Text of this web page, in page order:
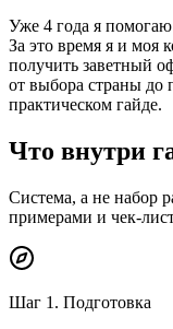
Уже 4 года я
За это время я и моя
получить заветный
от выбора страны
практическом гайде.
Что внутри
Система, а не набор
примерами и чек-
Шаг 1. Подготовка